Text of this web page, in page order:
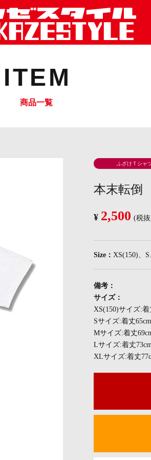
ITEM
商品一覧
ふざけＴシャ
本末転倒
¥ 2,500 (税
Size： XS(150)、
備考：
サイズ：
XS(150)サイズ:着
Sサイズ:着丈
Mサイズ:着丈
Lサイズ:着丈
XLサイズ:着丈